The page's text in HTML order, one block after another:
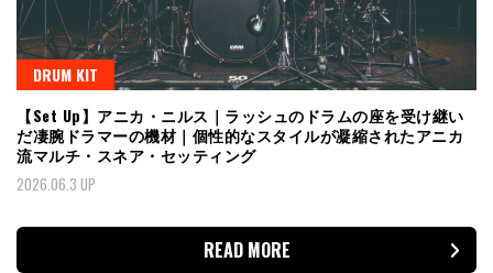
DRUM KIT
【Set Up】アニカ・ニルス｜ラッシュのドラムの座を受け継い
だ凄腕ドラマーの機材｜個性的なスタイルが凝縮されたアニカ
流マルチ・スネア・セッティング
2026.06.3 UP
READ MORE